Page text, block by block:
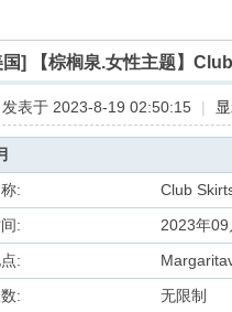
国] 【棕榈泉.女性主题】
发表于 2023-8-19 02:50:15 |
:
Club
:
2023年09
:
:
无限制